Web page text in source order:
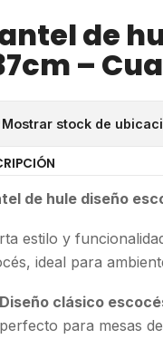
de
–
Mostrar stock de
de hule diseño
estilo y
ideal para
Diseño clásico
perfecto para mesas